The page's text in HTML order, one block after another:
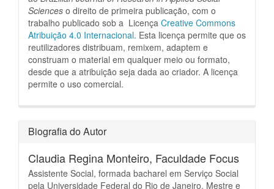
Sciences o direito de primeira publicação, com o
trabalho publicado sob a Licença Creative Commons
Atribuição 4.0 Internacional. Esta licença permite que os
reutilizadores distribuam, remixem, adaptem e
construam o material em qualquer meio ou formato,
desde que a atribuição seja dada ao criador. A licença
permite o uso comercial.
Biografia do Autor
Claudia Regina Monteiro, Faculdade Focus
Assistente Social, formada bacharel em Serviço Social
pela Universidade Federal do Rio de Janeiro. Mestre e